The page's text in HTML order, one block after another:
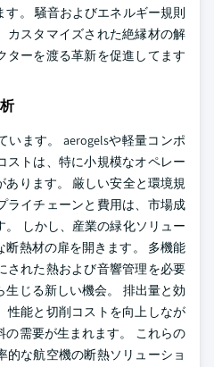
。 騒音およびエネルギー規則
カスタマイズされた絶縁材の解
ターを渡る革新を促進してます
います。 aerogelsや軽量コンポ
ストは、特に小規模なオペレー
あります。 厳しい安全と環境規
ライチェーンと費用は、市場成
しかし、産業の緑化ソリュー
断熱材の扉を開きます。 多機能
された熱および音響管理を必要
生じる新しい機会。 排出量と効
性能と切削コストを向上しなが
の需要が生まれます。 これらの
的な航空機の断熱ソリューショ